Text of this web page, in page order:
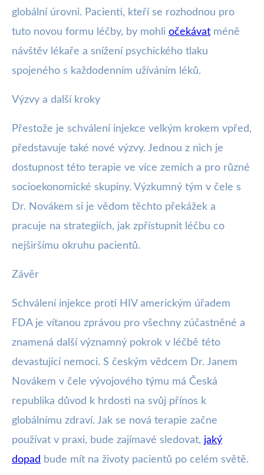
globální úrovni. Pacienti, kteří se rozhodnou pro
tuto novou formu léčby, by mohli očekávat méně
návštěv lékaře a snížení psychického tlaku
spojeného s každodenním užíváním léků.
Výzvy a další kroky
Přestože je schválení injekce velkým krokem vpřed,
představuje také nové výzvy. Jednou z nich je
dostupnost této terapie ve více zemích a pro různé
socioekonomické skupiny. Výzkumný tým v čele s
Dr. Novákem si je vědom těchto překážek a
pracuje na strategiích, jak zpřístupnit léčbu co
nejširšímu okruhu pacientů.
Závěr
Schválení injekce proti HIV americkým úřadem
FDA je vítanou zprávou pro všechny zúčastněné a
znamená další významný pokrok v léčbě této
devastující nemoci. S českým vědcem Dr. Janem
Novákem v čele vývojového týmu má Česká
republika důvod k hrdosti na svůj přínos k
globálnímu zdraví. Jak se nová terapie začne
používat v praxi, bude zajímavé sledovat, jaký
dopad bude mít na životy pacientů po celém světě.